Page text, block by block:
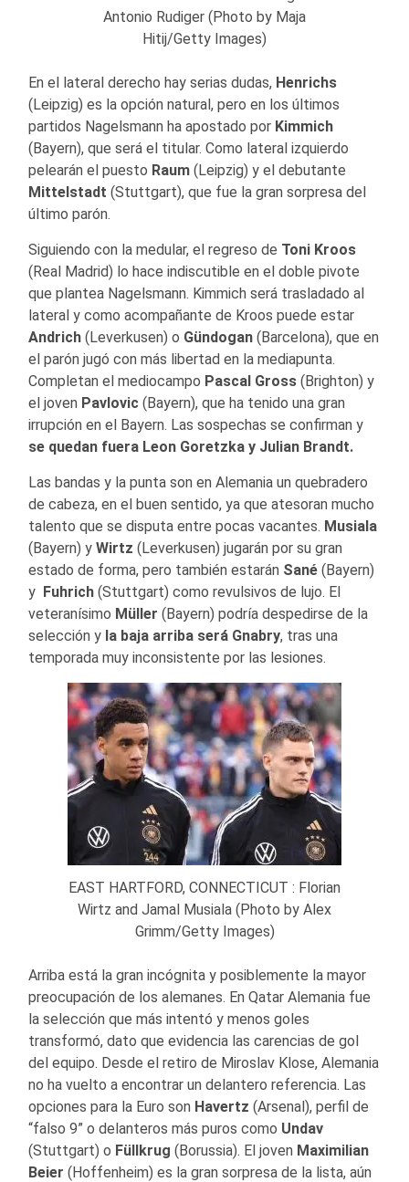
Antonio Rudiger (Photo by Maja
Hitij/Getty Images)
En el lateral derecho hay serias dudas, Henrichs
(Leipzig) es la opción natural, pero en los últimos
partidos Nagelsmann ha apostado por Kimmich
(Bayern), que será el titular. Como lateral izquierdo
pelearán el puesto Raum (Leipzig) y el debutante
Mittelstadt (Stuttgart), que fue la gran sorpresa del
último parón.
Siguiendo con la medular, el regreso de Toni Kroos
(Real Madrid) lo hace indiscutible en el doble pivote
que plantea Nagelsmann. Kimmich será trasladado al
lateral y como acompañante de Kroos puede estar
Andrich (Leverkusen) o Gündogan (Barcelona), que en
el parón jugó con más libertad en la mediapunta.
Completan el mediocampo Pascal Gross (Brighton) y
el joven Pavlovic (Bayern), que ha tenido una gran
irrupción en el Bayern. Las sospechas se confirman y
se quedan fuera Leon Goretzka y Julian Brandt.
Las bandas y la punta son en Alemania un quebradero
de cabeza, en el buen sentido, ya que atesoran mucho
talento que se disputa entre pocas vacantes. Musiala
(Bayern) y Wirtz (Leverkusen) jugarán por su gran
estado de forma, pero también estarán Sané (Bayern)
y Fuhrich (Stuttgart) como revulsivos de lujo. El
veteranísimo Müller (Bayern) podría despedirse de la
selección y la baja arriba será Gnabry, tras una
temporada muy inconsistente por las lesiones.
EAST HARTFORD, CONNECTICUT : Florian
Wirtz and Jamal Musiala (Photo by Alex
Grimm/Getty Images)
Arriba está la gran incógnita y posiblemente la mayor
preocupación de los alemanes. En Qatar Alemania fue
la selección que más intentó y menos goles
transformó, dato que evidencia las carencias de gol
del equipo. Desde el retiro de Miroslav Klose, Alemania
no ha vuelto a encontrar un delantero referencia. Las
opciones para la Euro son Havertz (Arsenal), perfil de
“falso 9” o delanteros más puros como Undav
(Stuttgart) o Füllkrug (Borussia). El joven Maximilian
Beier (Hoffenheim) es la gran sorpresa de la lista, aún